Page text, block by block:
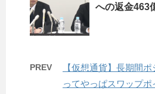
への返金463
PREV
【仮想通貨】長期間
ってやっぱスワップ